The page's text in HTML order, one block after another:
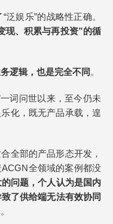
娱乐”的战略性正确。
现、积累与再投资”的循
逻辑，也是完全不同 。
词问世以来，至今仍未
化，既无产品承载，遑
全部的产品形态开发，
全领域的案例都没
问题，个人认为是国内
了供给端无法有效协同